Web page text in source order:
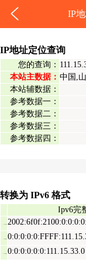
IP
IP地址定位查询
您的查询：
本站主数据： 中国,
本站辅数据：
参考数据一：
参考数据二：
参考数据三：
参考数据四：
转换为 IPv6 格式
Ipv6完
0:0:0:0:0:0:111.15.33.0